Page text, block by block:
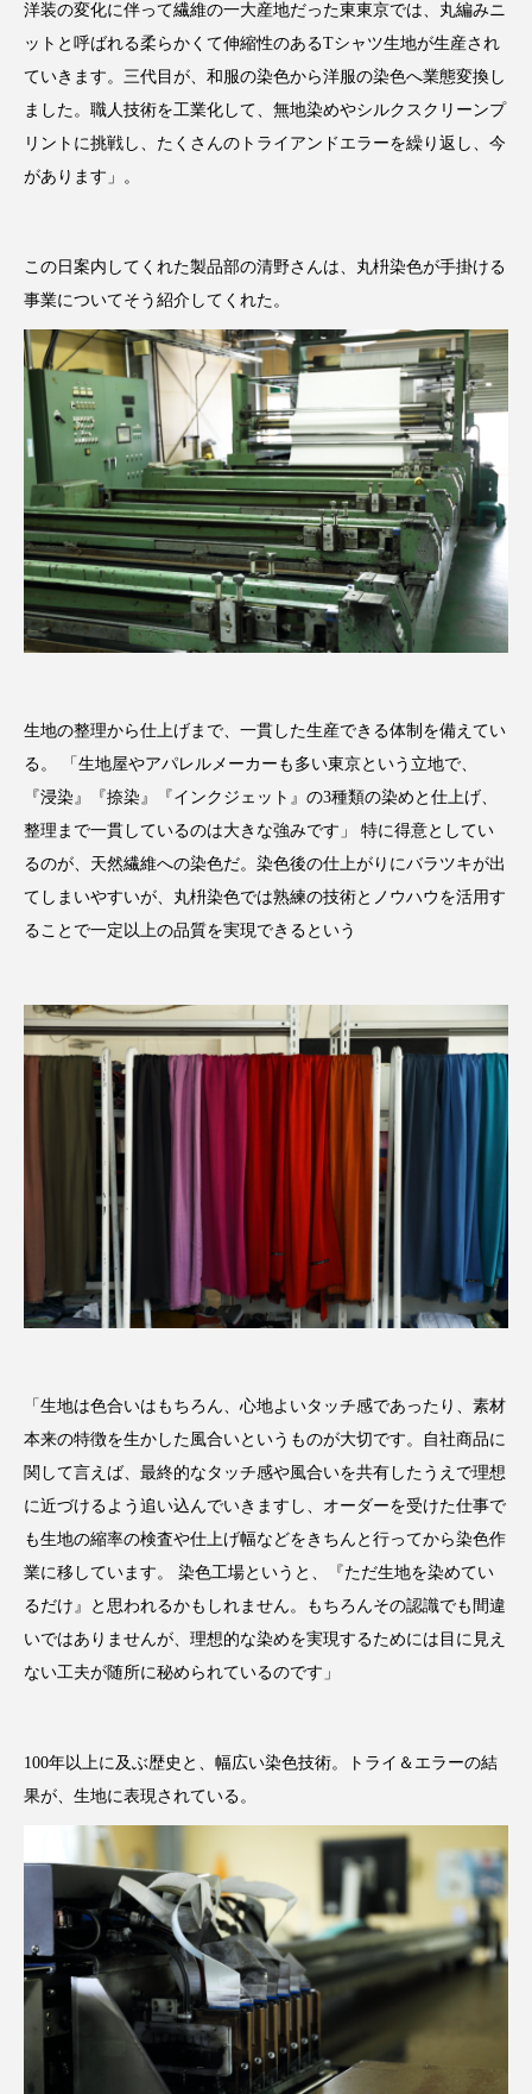
洋装の変化に伴って繊維の一大産地だった東東京では、丸編みニ
ットと呼ばれる柔らかくて伸縮性のあるTシャツ生地が生産され
ていきます。三代目が、和服の染色から洋服の染色へ業態変換し
ました。職人技術を工業化して、無地染めやシルクスクリーンプ
リントに挑戦し、たくさんのトライアンドエラーを繰り返し、今
があります」。
この日案内してくれた製品部の清野さんは、丸枡染色が手掛ける
事業についてそう紹介してくれた。
生地の整理から仕上げまで、一貫した生産できる体制を備えてい
る。 「生地屋やアパレルメーカーも多い東京という立地で、
『浸染』『捺染』『インクジェット』の3種類の染めと仕上げ、
整理まで一貫しているのは大きな強みです」 特に得意としてい
るのが、天然繊維への染色だ。染色後の仕上がりにバラツキが出
てしまいやすいが、丸枡染色では熟練の技術とノウハウを活用す
ることで一定以上の品質を実現できるという
「生地は色合いはもちろん、心地よいタッチ感であったり、素材
本来の特徴を生かした風合いというものが大切です。自社商品に
関して言えば、最終的なタッチ感や風合いを共有したうえで理想
に近づけるよう追い込んでいきますし、オーダーを受けた仕事で
も生地の縮率の検査や仕上げ幅などをきちんと行ってから染色作
業に移しています。 染色工場というと、『ただ生地を染めてい
るだけ』と思われるかもしれません。もちろんその認識でも間違
いではありませんが、理想的な染めを実現するためには目に見え
ない工夫が随所に秘められているのです」
100年以上に及ぶ歴史と、幅広い染色技術。トライ＆エラーの結
果が、生地に表現されている。